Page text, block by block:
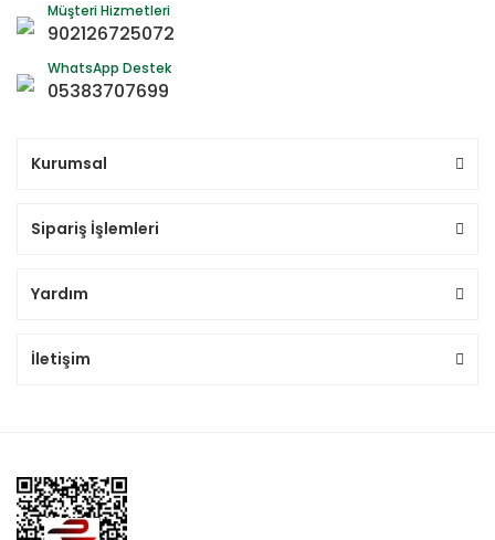
Müşteri Hizmetleri
902126725072
WhatsApp Destek
05383707699
Kurumsal
Sipariş İşlemleri
Yardım
İletişim